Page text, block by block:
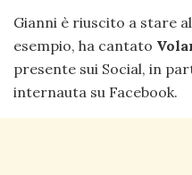
Gianni è riuscito a stare
esempio, ha cantato
presente sui Social, in
internauta su Facebook.